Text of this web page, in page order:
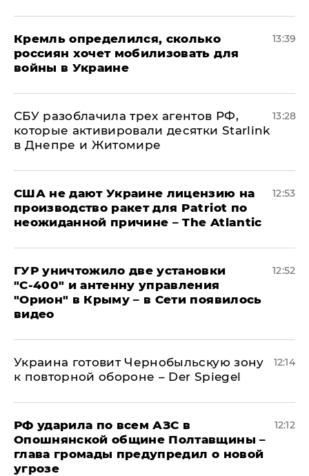
Кремль определился, сколько
россиян хочет мобилизовать для
войны в Украине
13:39
СБУ разоблачила трех агентов РФ,
которые активировали десятки Starlink
в Днепре и Житомире
13:28
США не дают Украине лицензию на
производство ракет для Patriot по
неожиданной причине – The Atlantic
12:53
ГУР уничтожило две установки
"С‑400" и антенну управления
"Орион" в Крыму – в Сети появилось
видео
12:52
Украина готовит Чернобыльскую зону
к повторной обороне – Der Spiegel
12:14
РФ ударила по всем АЗС в
Опошнянской общине Полтавщины –
глава громады предупредил о новой
угрозе
12:12